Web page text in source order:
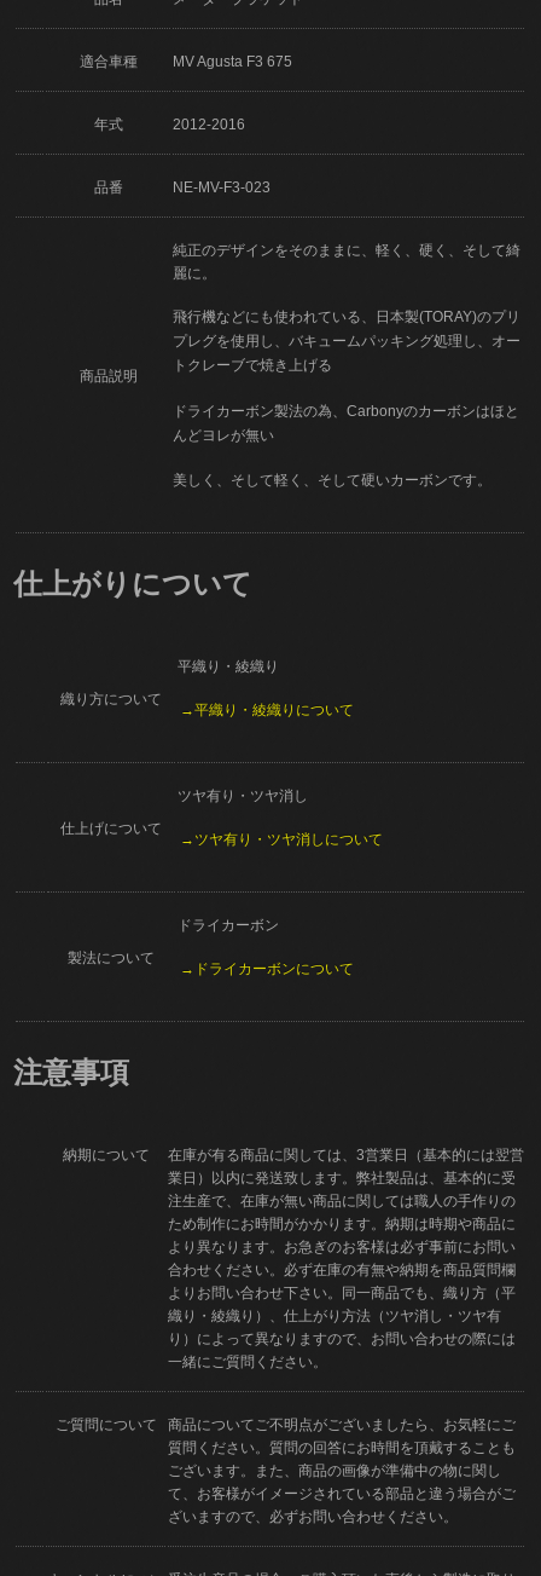
適合車種 MV Agusta F3 675
年式 2012-2016
品番 NE-MV-F3-023
商品説明
純正のデザインをそのままに、軽く、硬く、そして綺
麗に。
飛行機などにも使われている、日本製(TORAY)のプリ
プレグを使用し、バキュームパッキング処理し、オー
トクレーブで焼き上げる
ドライカーボン製法の為、Carbonyのカーボンはほと
んどヨレが無い
美しく、そして軽く、そして硬いカーボンです。
仕上がりについて
織り方について
平織り・綾織り
→平織り・綾織りについて
仕上げについて
ツヤ有り・ツヤ消し
→ツヤ有り・ツヤ消しについて
製法について
ドライカーボン
→ドライカーボンについて
注意事項
納期について
在庫が有る商品に関しては、3営業日（基本的には翌営
業日）以内に発送致します。弊社製品は、基本的に受
注生産で、在庫が無い商品に関しては職人の手作りの
ため制作にお時間がかかります。納期は時期や商品に
より異なります。お急ぎのお客様は必ず事前にお問い
合わせください。必ず在庫の有無や納期を商品質問欄
よりお問い合わせ下さい。同一商品でも、織り方（平
織り・綾織り）、仕上がり方法（ツヤ消し・ツヤ有
り）によって異なりますので、お問い合わせの際には
一緒にご質問ください。
ご質問について
商品についてご不明点がございましたら、お気軽にご
質問ください。質問の回答にお時間を頂戴することも
ございます。また、商品の画像が準備中の物に関し
て、お客様がイメージされている部品と違う場合がご
ざいますので、必ずお問い合わせください。